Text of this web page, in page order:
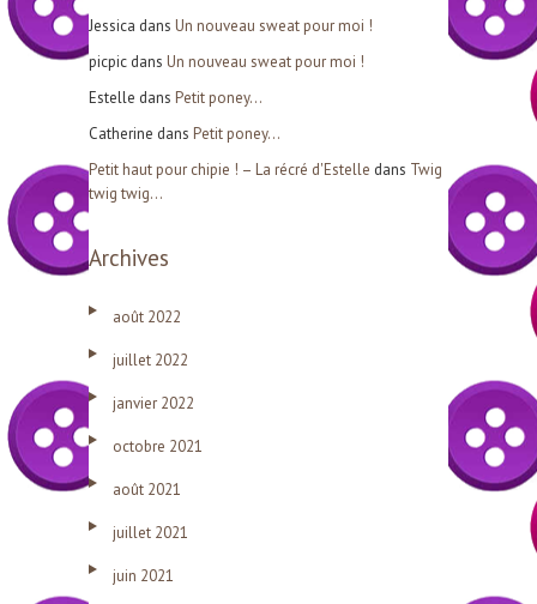
Jessica dans Un nouveau sweat pour moi !
picpic dans Un nouveau sweat pour moi !
Estelle dans Petit poney…
Catherine dans Petit poney…
Petit haut pour chipie ! – La récré d'Estelle dans Twig
twig twig…
Archives
août 2022
juillet 2022
janvier 2022
octobre 2021
août 2021
juillet 2021
juin 2021